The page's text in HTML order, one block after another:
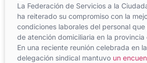
La Federación de Servicios a la
ha reiterado su compromiso con la
condiciones laborales del personal
de atención domiciliaria en la provincia
En una reciente reunión celebrada en
delegación sindical mantuvo un